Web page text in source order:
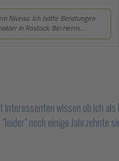
Interessenten wissen ob ich
"leider" noch einige Jahrzehnte